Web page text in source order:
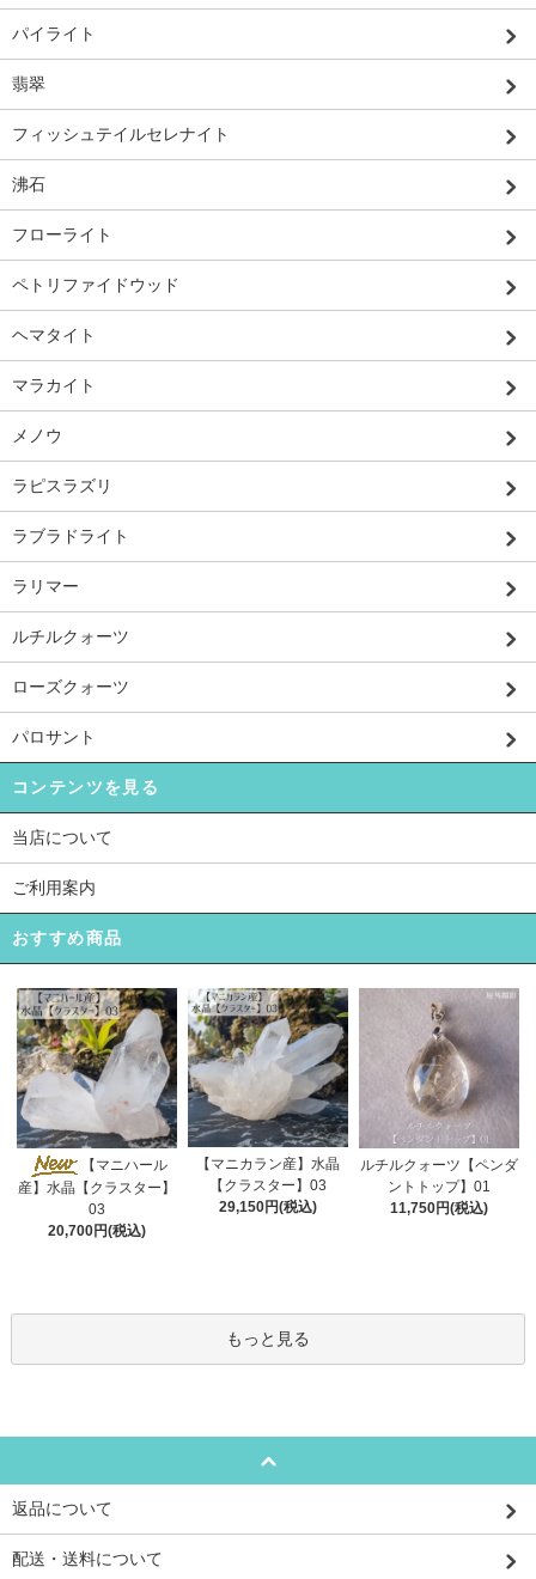
パイライト
翡翠
フィッシュテイルセレナイト
沸石
フローライト
ペトリファイドウッド
ヘマタイト
マラカイト
メノウ
ラピスラズリ
ラブラドライト
ラリマー
ルチルクォーツ
ローズクォーツ
パロサント
コンテンツを見る
当店について
ご利用案内
おすすめ商品
【マニハール
産】水晶【クラスター】
03
20,700円(税込)
【マニカラン産】水晶
【クラスター】03
29,150円(税込)
ルチルクォーツ【ペンダ
ントトップ】01
11,750円(税込)
もっと見る
返品について
配送・送料について